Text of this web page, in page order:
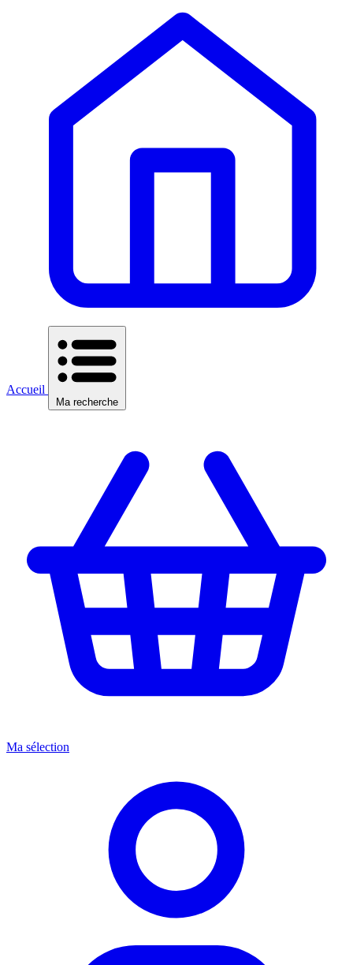
Accueil
Ma recherche
Ma sélection